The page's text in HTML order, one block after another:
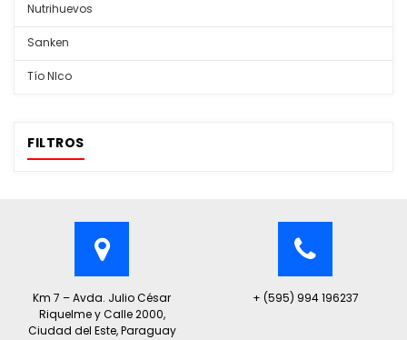
Nutrihuevos
Sanken
Tío NIco
FILTROS
Km 7 – Avda. Julio César
Riquelme y Calle 2000,
Ciudad del Este, Paraguay
+ (595) 994 196237